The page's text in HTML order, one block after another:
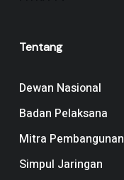
Tentang
Dewan Nasional
Badan Pelaksana
Mitra Pembangunan
Simpul Jaringan